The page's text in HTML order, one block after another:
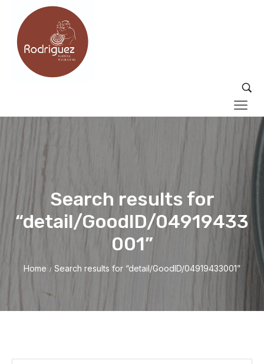
Search results for
“detail/GoodID/04919433
001”
Home / Search results for “detail/GoodID/04919433001”